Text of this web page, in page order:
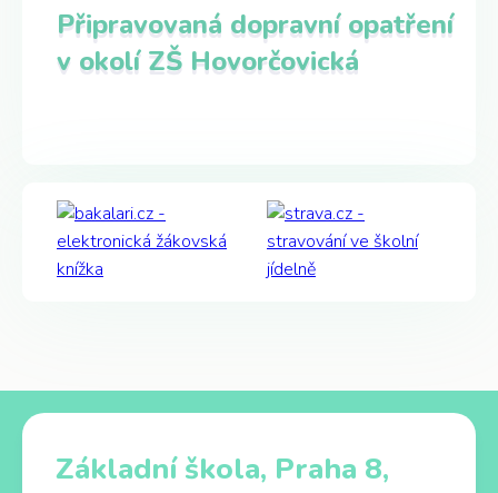
Připravovaná dopravní opatření
v okolí ZŠ Hovorčovická
Základní škola, Praha 8,